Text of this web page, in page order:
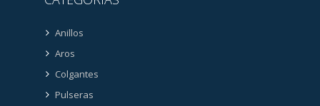
Anillos
Aros
Colgantes
Pulseras